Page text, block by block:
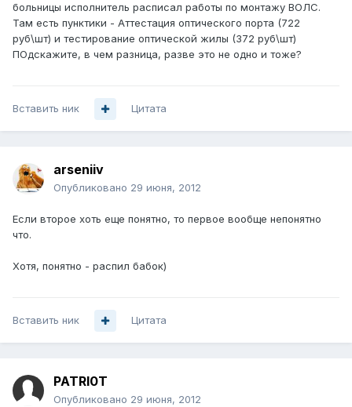
больницы исполнитель расписал работы по монтажу ВОЛС.
Там есть пунктики - Аттестация оптического порта (722
руб\шт) и тестирование оптической жилы (372 руб\шт)
ПОдскажите, в чем разница, разве это не одно и тоже?
Вставить ник Цитата
arseniiv
Опубликовано 29 июня, 2012
Если второе хоть еще понятно, то первое вообще непонятно
что.
Хотя, понятно - распил бабок)
Вставить ник Цитата
PATRI0T
Опубликовано 29 июня, 2012